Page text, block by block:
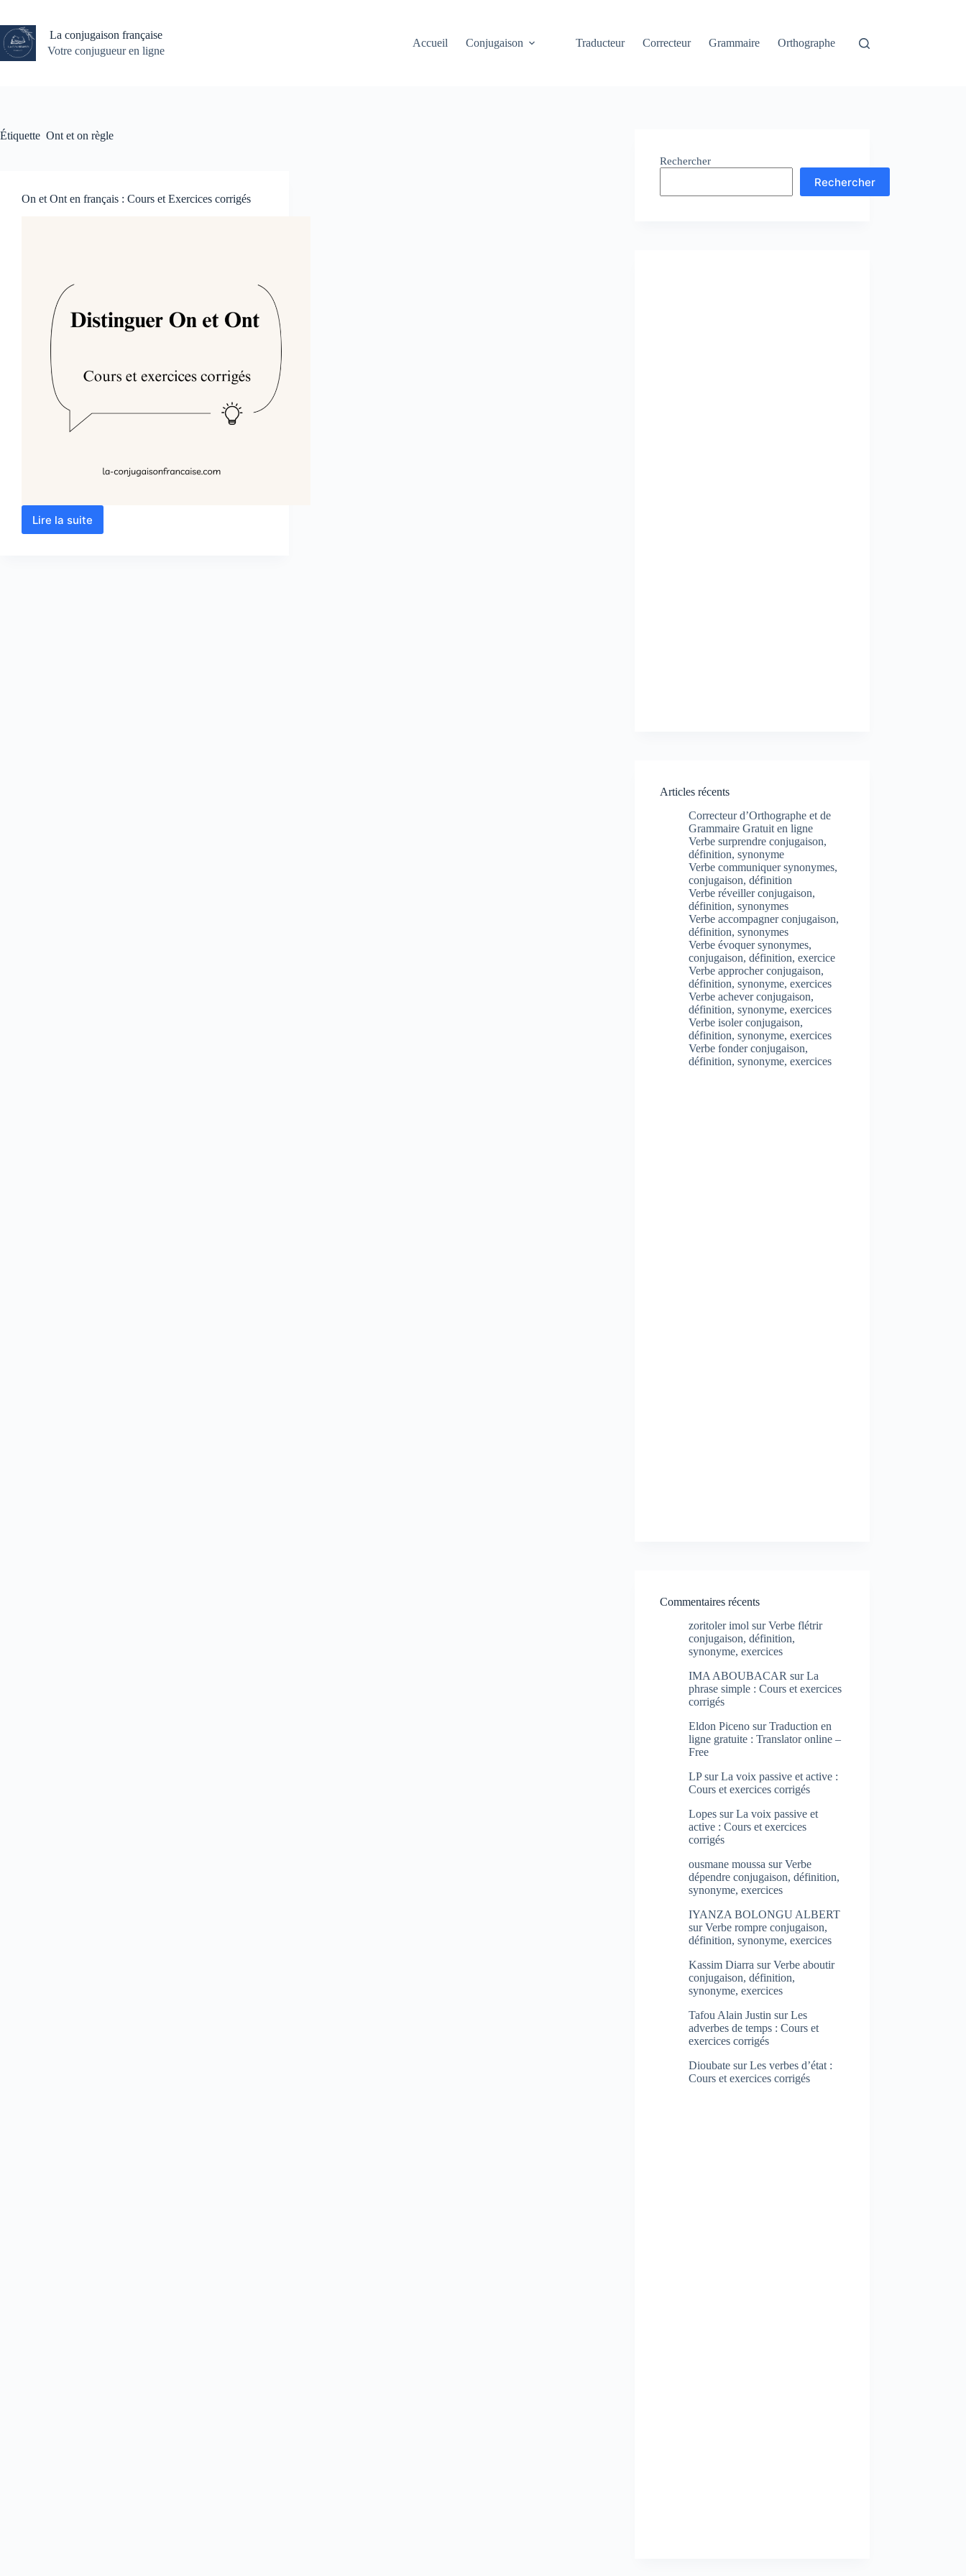
contenu
La conjugaison française
Votre conjugueur en ligne
Accueil Conjugaison Traducteur Correcteur Grammaire Orthographe
Étiquette Ont et on règle
On et Ont en français : Cours et Exercices corrigés
Lire la suite
On
Rechercher
Rechercher
Articles récents
Correcteur d’Orthographe et de
Grammaire Gratuit en ligne
Verbe surprendre conjugaison,
définition, synonyme
Verbe communiquer synonymes,
conjugaison, définition
Verbe réveiller conjugaison,
définition, synonymes
Verbe accompagner conjugaison,
définition, synonymes
Verbe évoquer synonymes,
conjugaison, définition, exercice
Verbe approcher conjugaison,
définition, synonyme, exercices
Verbe achever conjugaison,
définition, synonyme, exercices
Verbe isoler conjugaison,
définition, synonyme, exercices
Verbe fonder conjugaison,
définition, synonyme, exercices
Commentaires récents
zoritoler imol surVerbe flétrir
conjugaison, définition,
synonyme, exercices
IMA ABOUBACAR surLa
phrase simple : Cours et exercices
corrigés
Eldon Piceno surTraduction en
ligne gratuite : Translator online –
Free
LPsurLa voix passive et active :
Cours et exercices corrigés
Lopes surLa voix passive et
active : Cours et exercices
corrigés
ousmane moussa surVerbe
dépendre conjugaison, définition,
synonyme, exercices
IYANZA BOLONGU ALBERT
surVerbe rompre conjugaison,
définition, synonyme, exercices
Kassim Diarra surVerbe aboutir
conjugaison, définition,
synonyme, exercices
Tafou Alain Justin surLes
adverbes de temps : Cours et
exercices corrigés
Dioubate surLes verbes d’état :
Cours et exercices corrigés